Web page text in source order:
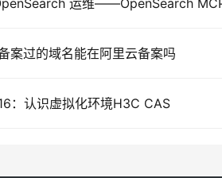
案过的域名能在阿里云备案吗
：认识虚拟化环境H3C CAS